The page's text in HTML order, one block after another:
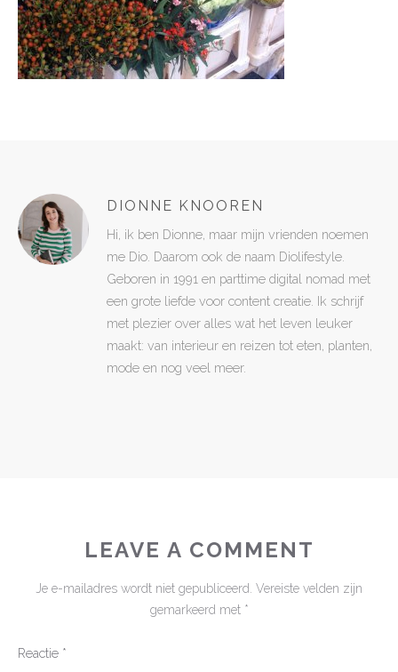
DIONNE KNOOREN
Hi, ik ben Dionne, maar mijn vrienden noemen
me Dio. Daarom ook de naam Diolifestyle.
Geboren in 1991 en parttime digital nomad met
een grote liefde voor content creatie. Ik schrijf
met plezier over alles wat het leven leuker
maakt: van interieur en reizen tot eten, planten,
mode en nog veel meer.
LEAVE A COMMENT
Je e-mailadres wordt niet gepubliceerd. Vereiste velden zijn
gemarkeerd met *
Reactie *